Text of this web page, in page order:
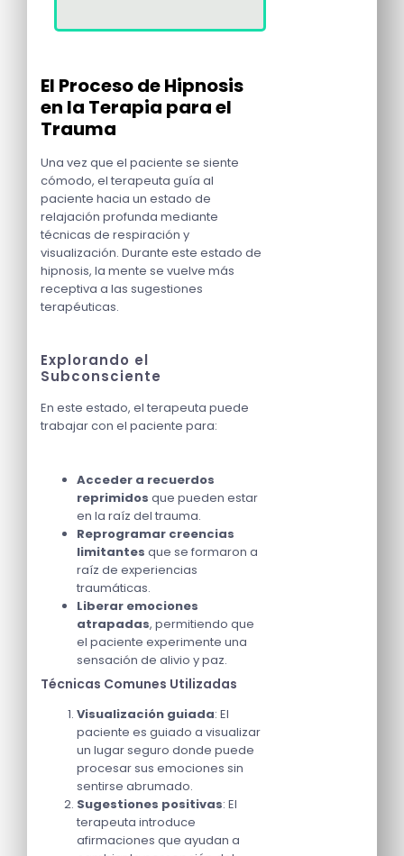
El Proceso de Hipnosis
en la Terapia para el
Trauma
Una vez que el paciente se siente
cómodo, el terapeuta guía al
paciente hacia un estado de
relajación profunda mediante
técnicas de respiración y
visualización. Durante este estado de
hipnosis, la mente se vuelve más
receptiva a las sugestiones
terapéuticas.
Explorando el
Subconsciente
En este estado, el terapeuta puede
trabajar con el paciente para:
Acceder a recuerdos
reprimidos que pueden estar
en la raíz del trauma.
Reprogramar creencias
limitantes que se formaron a
raíz de experiencias
traumáticas.
Liberar emociones
atrapadas, permitiendo que
el paciente experimente una
sensación de alivio y paz.
Técnicas Comunes Utilizadas
Visualización guiada: El
paciente es guiado a visualizar
un lugar seguro donde puede
procesar sus emociones sin
sentirse abrumado.
Sugestiones positivas: El
terapeuta introduce
afirmaciones que ayudan a